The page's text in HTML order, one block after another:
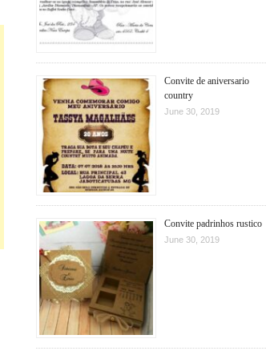
Convite de aniversario
country
June 30, 2019
Convite padrinhos rustico
June 30, 2019